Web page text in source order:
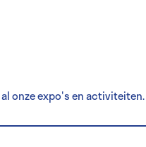
onze expo's en activiteiten.